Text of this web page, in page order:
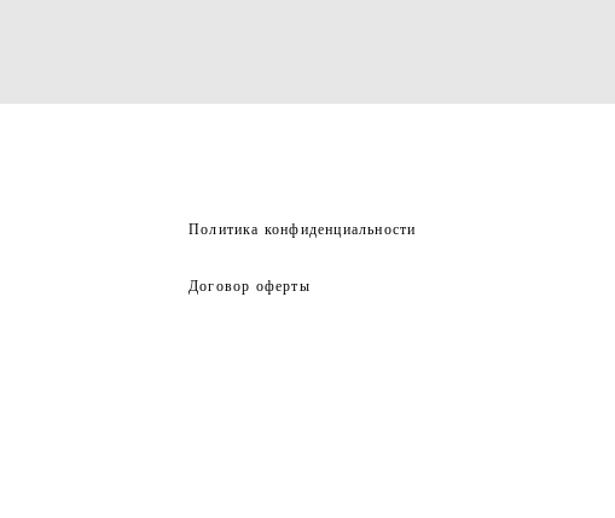
Политика конфиденциальности
Договор оферты